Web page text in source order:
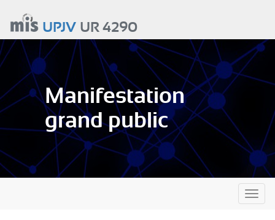
contenu
principal
UPJVUR 4290
Manifestation
grand public